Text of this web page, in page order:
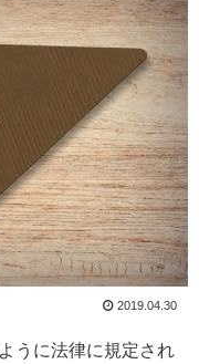
2019.04.30
うに法律に規定され